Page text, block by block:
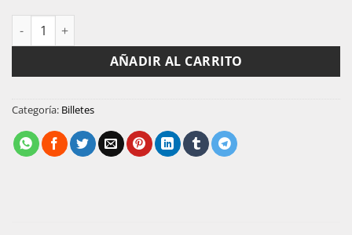
AÑADIR AL CARRITO
Categoría: Billetes